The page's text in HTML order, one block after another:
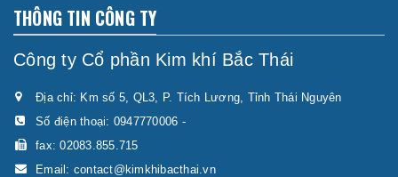
THÔNG TIN CÔNG TY
Công ty Cổ phần Kim khí Bắc Thái
Địa chỉ: Km số 5, QL3, P. Tích Lương, Tỉnh Thái Nguyên
Số điện thoại: 0947770006 -
fax: 02083.855.715
Email: contact@kimkhibacthai.vn